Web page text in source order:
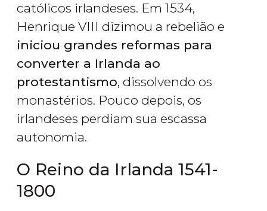
católicos irlandeses. Em 1534,
Henrique VIII dizimou a rebelião e
iniciou grandes reformas para
converter a Irlanda ao
protestantismo, dissolvendo os
monastérios. Pouco depois, os
irlandeses perdiam sua escassa
autonomia.
O Reino da Irlanda 1541-
1800